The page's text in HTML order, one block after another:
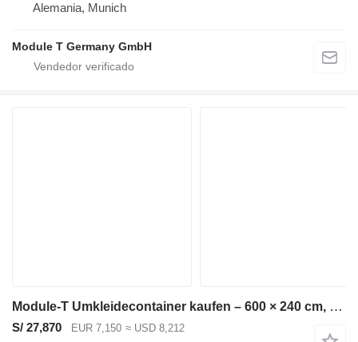
Alemania, Munich
Module T Germany GmbH
Module-T Umkleidecontainer kaufen – 600 × 240 cm, 14,4 m² | NEU
S/ 27,870 EUR 7,150 ≈ USD 8,212